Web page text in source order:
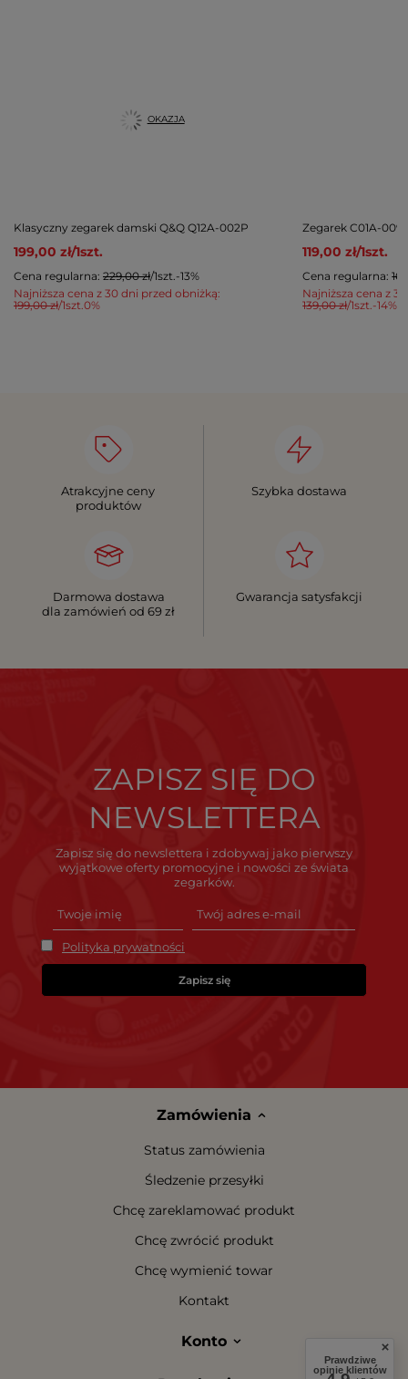
OKAZJA
Klasyczny zegarek damski Q&Q Q12A-002P
199,00 zł/1szt.
Najniższa cena z 30 dni przed obniżką:
199,00 zł/1szt. 0%
Cena regularna: 229,00 zł/1szt. -13%
Zegarek C01A-
119,00 zł/1szt.
Najniższa cena z
139,00 zł/1szt. -14%
Cena regularna:
Atrakcyjne ceny
produktów
Szybka dostawa
Darmowa dostawa
dla zamówień od 69 zł
Gwarancja satysfakcji
ZAPISZ SIĘ DO
NEWSLETTERA
Zapisz się do newslettera i zdobywaj jako pierwszy
wyjątkowe oferty promocyjne i nowości ze świata
zegarków.
Polityka prywatności
Zapisz się
Zamówienia
Status zamówienia
Śledzenie przesyłki
Chcę zareklamować produkt
Chcę zwrócić produkt
Chcę wymienić towar
Kontakt
Konto
Prawdziwe
opinie klientów